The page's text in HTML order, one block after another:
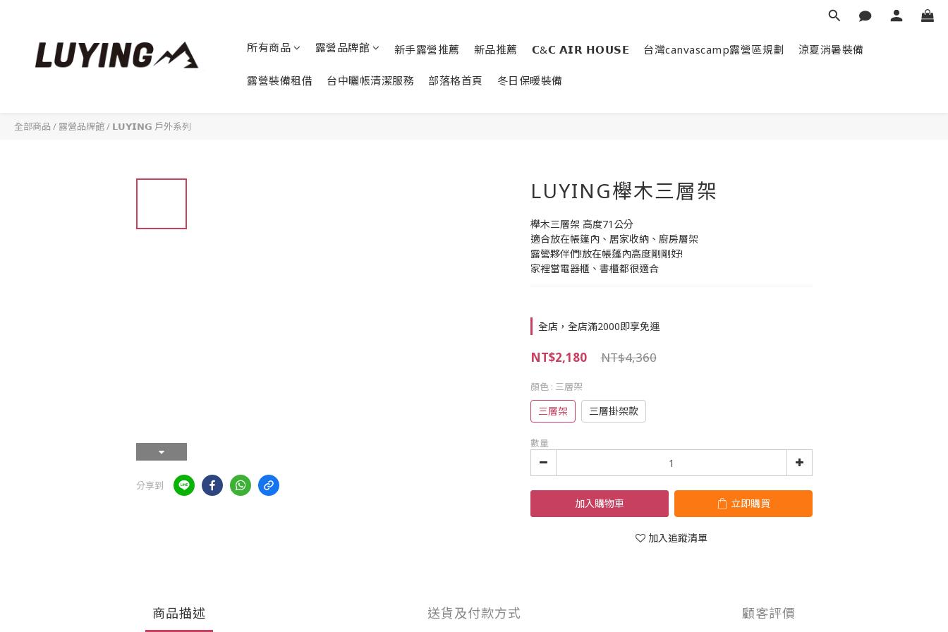
所有商品 露營品牌館 新手露營推薦 新品推薦 𝗖&𝗖 𝗔𝗜𝗥 𝗛𝗢𝗨𝗦𝗘 台灣canvascamp露營區規劃 涼夏消暑裝備
露營裝備租借 台中曬帳清潔服務 部落格首頁 冬日保暖裝備
全部商品 / 露營品牌館/ 𝗟𝗨𝗬𝗜𝗡𝗚 戶外系列
分享到
LUYING櫸木三層架
櫸木三層架 高度71公分
適合放在帳篷內、居家收納、廚房層架
露營夥伴們!放在帳蓬內高度剛剛好!
家裡當電器櫃、書櫃都很適合
全店，全店滿2000即享免運
NT$4,360
NT$2,180
顏色 : 三層架
三層架 三層掛架款
數量
加入購物車 立即購買
加入追蹤清單
商品描述 送貨及付款方式 顧客評價